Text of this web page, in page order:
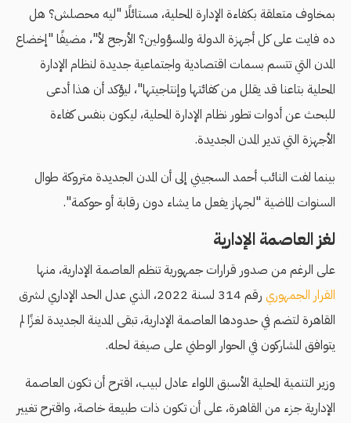
بمخاوف متعلقة بكفاءة الإدارة المحلية، مستائلًا "ليه محصلش؟ هل
ده فايت على كل أجهزة الدولة والمسؤولين؟ الأرجح لأ"، مضيفًا "إخضاع
المدن التي تتسم بسمات اقتصادية واجتماعية جديدة لنظام الإدارة
المحلية بتاعنا قد يقلل من كفائتها وإنتاجيتها"، ليؤكد أن هذا أدعى
للبحث عن أدوات تطور نظام الإدارة المحلية، ليكون بنفس كفاءة
الأجهزة التي تدير المدن الجديدة.
بينما لفت النائب أحمد السجيني إلى أن المدن الجديدة متروكة طوال
السنوات الماضية "لجهاز يفعل ما يشاء دون رقابة أو حوكمة".
لغز العاصمة الإدارية
على الرغم من صدور قرارات جمهورية تنظم العاصمة الإدارية، منها
القرار الجمهوري
رقم 314 لسنة 2022، الذي عدل الحد الإداري لشرق
القاهرة لتضم في حدودها العاصمة الإدارية، تبقى المدينة الجديدة لغزًا لم
يتوافق المشاركون في الحوار الوطني على صيغة لحله.
وزير التنمية المحلية الأسبق اللواء عادل لبيب، اقترح أن تكون العاصمة
الإدارية جزء من القاهرة، على أن تكون ذات طبيعة خاصة، واقترح تغيير